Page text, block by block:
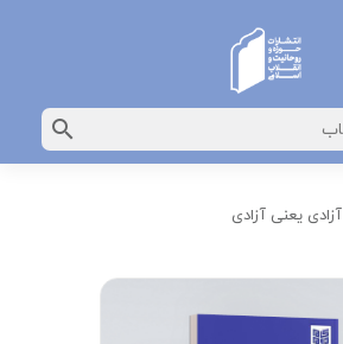
آزادی یعنی آزادی